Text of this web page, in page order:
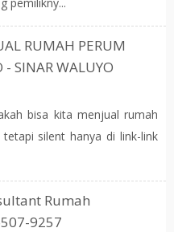
RUMAH PERUM
SINAR WALUYO
bisa kita menjual rumah
silent hanya di link-link
Rumah
9257